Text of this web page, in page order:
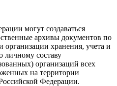
могут создаваться
архивы документов по
организации хранения, учета и
личному составу
организаций всех
на территории
Федерации.